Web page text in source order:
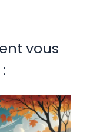
vous